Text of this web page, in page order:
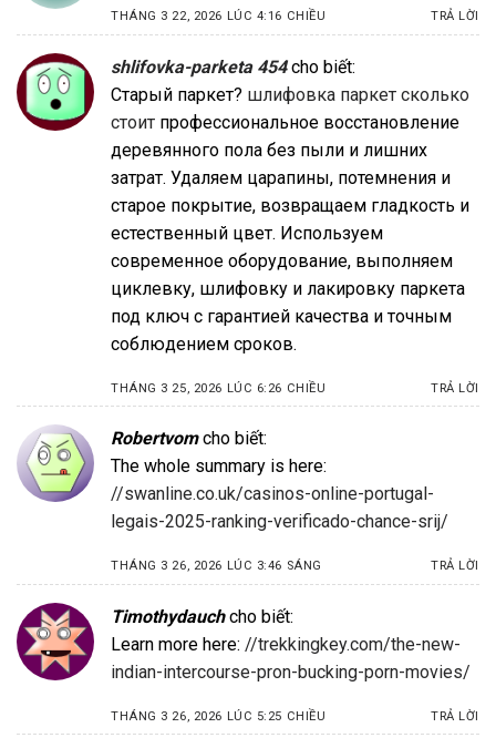
THÁNG 3 22, 2026 LÚC 4:16 CHIỀU TRẢ LỜI
shlifovka-parketa 454 cho biết:
Старый паркет? шлифовка паркет сколько
стоит профессиональное восстановление
деревянного пола без пыли и лишних
затрат. Удаляем царапины, потемнения и
старое покрытие, возвращаем гладкость и
естественный цвет. Используем
современное оборудование, выполняем
циклевку, шлифовку и лакировку паркета
под ключ с гарантией качества и точным
соблюдением сроков.
THÁNG 3 25, 2026 LÚC 6:26 CHIỀU TRẢ LỜI
Robertvom cho biết:
The whole summary is here:
//swanline.co.uk/casinos-online-portugal-
legais-2025-ranking-verificado-chance-srij/
THÁNG 3 26, 2026 LÚC 3:46 SÁNG TRẢ LỜI
Timothydauch cho biết:
Learn more here: //trekkingkey.com/the-new-
indian-intercourse-pron-bucking-porn-movies/
THÁNG 3 26, 2026 LÚC 5:25 CHIỀU TRẢ LỜI